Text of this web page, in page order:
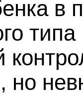
в
но